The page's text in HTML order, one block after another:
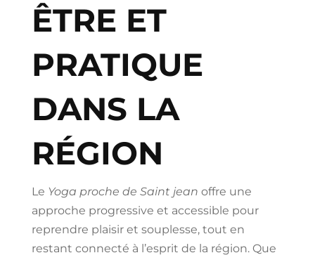
ÊTRE ET
PRATIQUE
DANS LA
RÉGION
Le Yoga proche de Saint jean offre une
approche progressive et accessible pour
reprendre plaisir et souplesse, tout en
restant connecté à l’esprit de la région. Que